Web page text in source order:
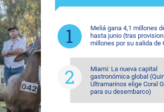
Meliá gana 4,1 millones
hasta junio (tras
millones por su salida de
Miami: La nueva capital
gastronómica global
Ultramarinos elige Coral
para su desembarco)